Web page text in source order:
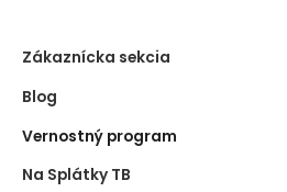
Zákaznícka sekcia
Blog
Vernostný program
Na Splátky TB